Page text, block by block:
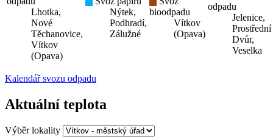
Lhotka,
Nové
Těchanovice,
Vítkov
(Opava)
Nýtek,
Podhradí,
Zálužné
bioodpadu
Vítkov
(Opava)
odpadu
Jelenice,
Prostřední
Dvůr,
Veselka
Kalendář svozu odpadu
Aktuální teplota
Výběr lokality